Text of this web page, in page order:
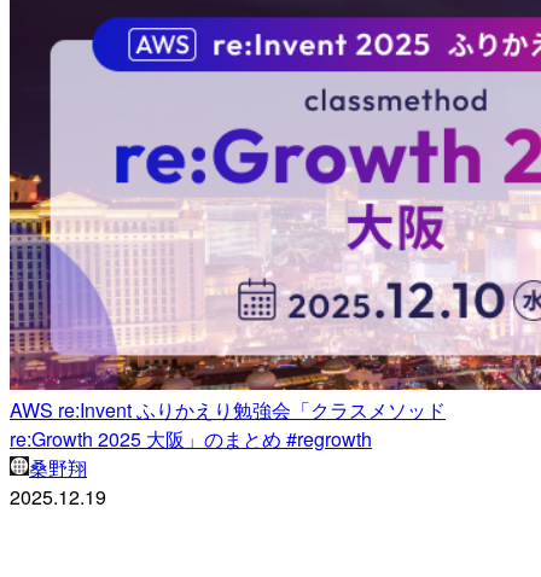
AWS re:Invent ふりかえり勉強会「クラスメソッド
re:Growth 2025 大阪」のまとめ #regrowth
桑野翔
2025.12.19